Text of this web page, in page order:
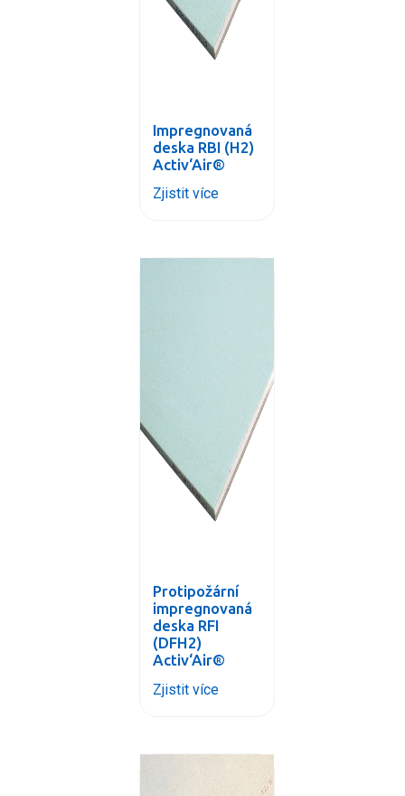
Impregnovaná
deska RBI (H2)
Activ‘Air®
Zjistit více
Protipožární
impregnovaná
deska RFI
(DFH2)
Activ‘Air®
Zjistit více